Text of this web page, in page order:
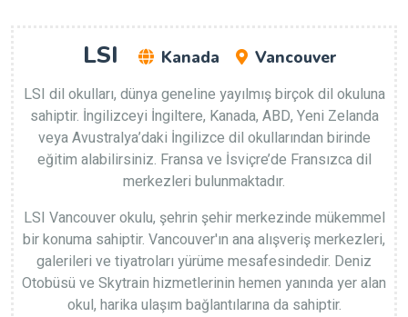
LSI Kanada
Vancouver
LSI dil okulları, dünya geneline yayılmış birçok dil okuluna
sahiptir. İngilizceyi İngiltere, Kanada, ABD, Yeni Zelanda
veya Avustralya’daki İngilizce dil okullarından birinde
eğitim alabilirsiniz. Fransa ve İsviçre’de Fransızca dil
merkezleri bulunmaktadır.
LSI Vancouver okulu, şehrin şehir merkezinde mükemmel
bir konuma sahiptir. Vancouver'ın ana alışveriş merkezleri,
galerileri ve tiyatroları yürüme mesafesindedir. Deniz
Otobüsü ve Skytrain hizmetlerinin hemen yanında yer alan
okul, harika ulaşım bağlantılarına da sahiptir.